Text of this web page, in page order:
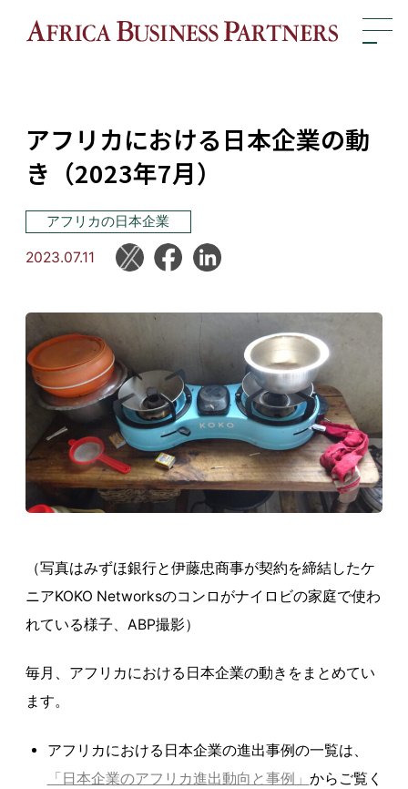
アフリカにおける日本企業の動
き（2023年7月）
アフリカの日本企業
2023.07.11
（写真はみずほ銀行と伊藤忠商事が契約を締結したケ
ニアKOKO Networksのコンロがナイロビの家庭で使わ
れている様子、ABP撮影）
毎月、アフリカにおける日本企業の動きをまとめてい
ます。
アフリカにおける日本企業の進出事例の一覧は、
「日本企業のアフリカ進出動向と事例」 からご覧く